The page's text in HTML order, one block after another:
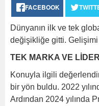
FACEBOOK
Dünyanın ilk ve tek
değişikliğe gitti. Gelişimi
TEK MARKA VE
Konuyla ilgili
bir yön buldu. 2022
Ardından 2024 yılında